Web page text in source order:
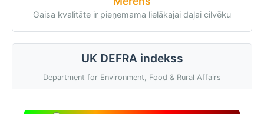
Gaisa kvalitāte ir pieņemama lielākajai daļai cilvēku
UK DEFRA indekss
Department for Environment, Food & Rural Affairs